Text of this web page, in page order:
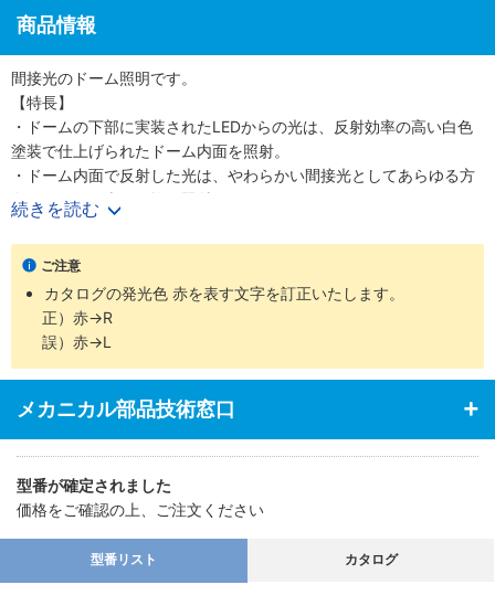
商品情報
間接光のドーム照明です。
【特長】
・ドームの下部に実装されたLEDからの光は、反射効率の高い白色
塗装で仕上げられたドーム内面を照射。
・ドーム内面で反射した光は、やわらかい間接光としてあらゆる方
向からワーク表面を均一照射します。
・曲面上や凸凹面のある被写体の撮像などに効果を発揮します。
・様々な方向からのやわらかい間接光。
・ドーム径の大きさにあわせて6タイプ。
・発光色は標準6色。
・KM-HシリーズにはパワーLEDを採用。
【用途】
・曲面状製品の不良検出、金属製品などの表面検査、凸凹面などの
続きを読む
ご注意
カタログの発光色 赤を表す文字を訂正いたします。
正）赤→R
誤）赤→L
メカニカル部品技術窓口
型番が確定されました
価格をご確認の上、ご注文ください
型番リスト カタログ